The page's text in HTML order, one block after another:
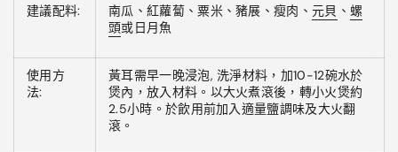
建議配料: 南瓜、紅蘿蔔、粟米、豬展、瘦肉、元貝 、 螺
頭或日月魚
使用方
法:
黃耳需早一晚浸泡, 洗淨材料，加10-12碗水於
煲內，放入材料。以大火煮滾後，轉小火煲約
2.5小時。於飲用前加入適量鹽調味及大火翻
滾。